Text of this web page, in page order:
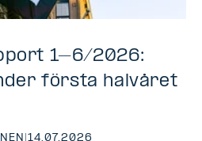
1–6/2026:
första halvåret
|14.07.2026